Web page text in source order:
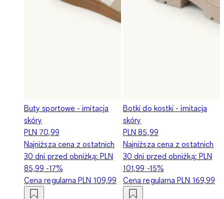
Buty sportowe - imitacja
skóry
PLN 70,99
Najniższa cena z ostatnich
30 dni przed obniżką: PLN
85,99 -17%
Cena regularnaPLN 109,99
Botki do kostki - imitacja
skóry
PLN 85,99
Najniższa cena z ostatnich
30 dni przed obniżką: PLN
101,99 -15%
Cena regularnaPLN 169,99